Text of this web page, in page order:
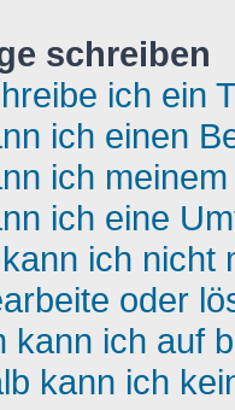
schreiben
ich ein
ich einen
ich
ich eine
ich nicht
oder
kann ich auf
kann ich